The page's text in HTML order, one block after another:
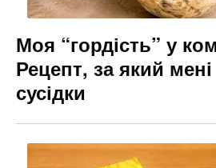
Моя “гордість” у
Рецепт, за який
сусідки